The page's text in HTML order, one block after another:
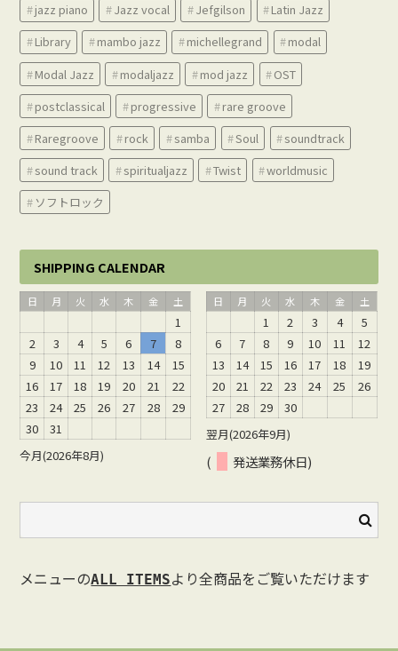
jazz piano
Jazz vocal Jefgilson
Latin Jazz
Library
mambo jazz michellegrand
modal
Modal Jazz
modaljazz mod jazz
OST
postclassical
progressive
rare groove
Raregroove
rock samba Soul
soundtrack
sound track
spiritualjazz Twist
worldmusic
ソフトロック
SHIPPING CALENDAR
今月(2026年8月)
日 月 火 水 木 金 土
1
2
3 4 5 6 7
8
9
10 11 12 13 14
15
16
17 18 19 20 21
22
23
24 25 26 27 28
29
30
31 翌月(2026年9月)
日 月 火 水 木 金 土
1 2 3 4
5
6
7 8 9 10 11
12
13
14 15 16 17 18
19
20
21 22 23 24 25
26
27
28 29 30
( 発送業務休日)
メニューのALL ITEMSより全商品をご覧いただけます